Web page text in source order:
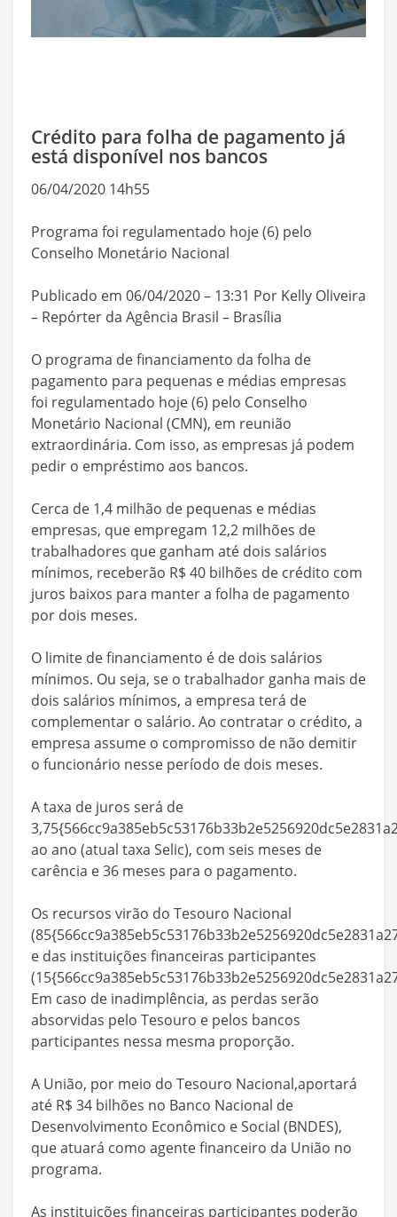
Crédito para folha de pagamento já
está disponível nos bancos
06/04/2020 14h55
Programa foi regulamentado hoje (6) pelo
Conselho Monetário Nacional
Publicado em 06/04/2020 – 13:31 Por Kelly Oliveira
– Repórter da Agência Brasil – Brasília
O programa de financiamento da folha de
pagamento para pequenas e médias empresas
foi regulamentado hoje (6) pelo Conselho
Monetário Nacional (CMN), em reunião
extraordinária. Com isso, as empresas já podem
pedir o empréstimo aos bancos.
Cerca de 1,4 milhão de pequenas e médias
empresas, que empregam 12,2 milhões de
trabalhadores que ganham até dois salários
mínimos, receberão R$ 40 bilhões de crédito com
juros baixos para manter a folha de pagamento
por dois meses.
O limite de financiamento é de dois salários
mínimos. Ou seja, se o trabalhador ganha mais de
dois salários mínimos, a empresa terá de
complementar o salário. Ao contratar o crédito, a
empresa assume o compromisso de não demitir
o funcionário nesse período de dois meses.
A taxa de juros será de
ao ano (atual taxa Selic), com seis meses de
carência e 36 meses para o pagamento.
Os recursos virão do Tesouro Nacional
e das instituições financeiras participantes
Em caso de inadimplência, as perdas serão
absorvidas pelo Tesouro e pelos bancos
participantes nessa mesma proporção.
A União, por meio do Tesouro Nacional,aportará
até R$ 34 bilhões no Banco Nacional de
Desenvolvimento Econômico e Social (BNDES),
que atuará como agente financeiro da União no
programa.
As instituições financeiras participantes poderão